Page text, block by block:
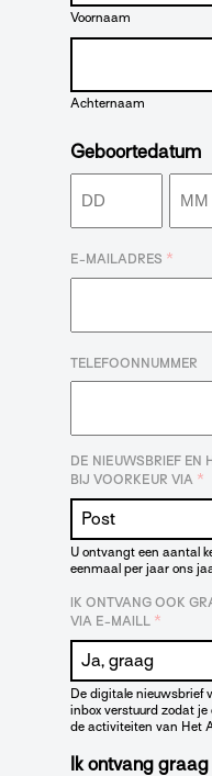
Voornaam
Achternaam
Geboortedatum
Dag Maand
E-MAILADRES *
TELEFOONNUMMER
DE NIEUWSBRIEF EN
BIJ VOORKEUR VIA *
U ontvangt een aantal
eenmaal per jaar ons
IK ONTVANG OOK
VIA E-MAILL *
De digitale nieuwsbrief
inbox verstuurd zodat
de activiteiten van Het
Ik ontvang